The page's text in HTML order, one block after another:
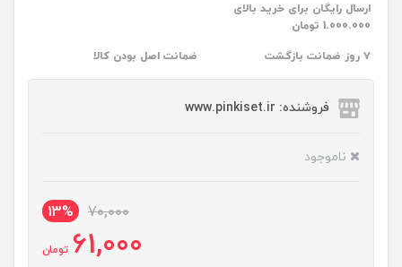
ارسال رایگان برای خرید بالای
1.000.000 تومان
۷ روز ضمانت بازگشت ضمانت اصل بودن کالا
فروشنده: www.pinkiset.ir
ناموجود
70,000
13%
61,000 تومان